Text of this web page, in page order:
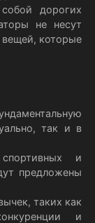
дорогих
не несут
вещей, которые
так и в
и
предложены
таких как
и